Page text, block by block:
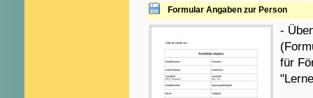
Formular Angaben zur Person
-
für